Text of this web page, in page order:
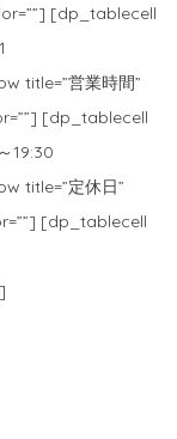
[dp_tablecell
営業時間”
[dp_tablecell
19:30
title=”定休日”
[dp_tablecell